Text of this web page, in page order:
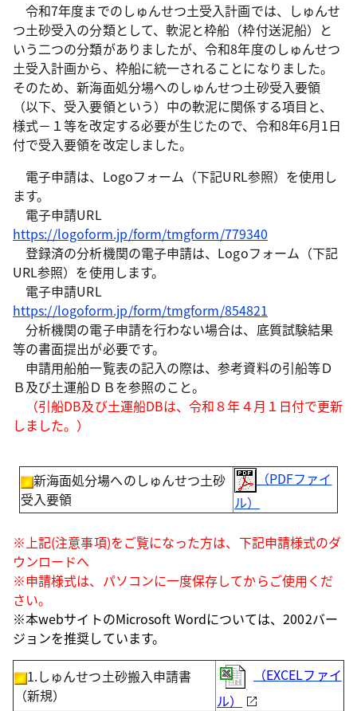
令和7年度までのしゅんせつ土受入計画では、しゅんせ
つ土砂受入の分類として、軟泥と枠船（枠付送泥船）と
いう二つの分類がありましたが、令和8年度のしゅんせつ
土受入計画から、枠船に統一されることになりました。
そのため、新海面処分場へのしゅんせつ土砂受入要領
（以下、受入要領という）中の軟泥に関係する項目と、
様式－１等を改定する必要が生じたので、令和8年6月1日
付で受入要領を改定しました。
電子申請は、Logoフォーム（下記URL参照）を使用し
ます。
電子申請URL
https://logoform.jp/form/tmgform/779340
登録済の分析機関の電子申請は、Logoフォーム（下記
URL参照）を使用します。
電子申請URL
https://logoform.jp/form/tmgform/854821
分析機関の電子申請を行わない場合は、底質試験結果
等の書面提出が必要です。
申請用船舶一覧表の記入の際は、参考資料の引船等Ｄ
Ｂ及び土運船ＤＢを参照のこと。
（引船DB及び土運船DBは、令和８年４月１日付で更新
しました。）
新海面処分場へのしゅんせつ土砂
受入要領
（PDFファイ
ル）
※上記(注意事項)をご覧になった方は、下記申請様式のダ
ウンロードへ
※申請様式は、パソコンに一度保存してからご使用くだ
さい。
※本webサイトのMicrosoft Wordについては、2002バー
ジョンを推奨しています。
1.しゅんせつ土砂搬入申請書
（新規）
（EXCELファイ
ル）